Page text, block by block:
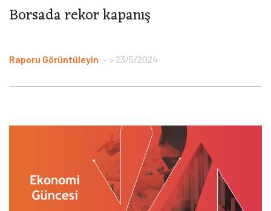
Borsada rekor kapanış
Raporu Görüntüleyin > 23/5/2024